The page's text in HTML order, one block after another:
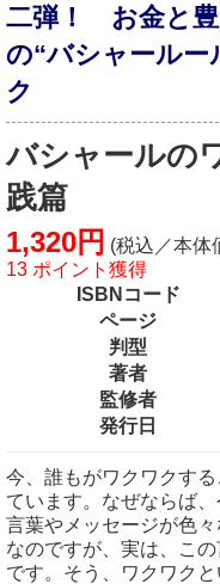
二弾！ お金と豊
の“バシャールー
ク
バシャールの
践篇
1,320円 (税込／本体
13 ポイント獲得
ISBNコード
ページ
判型
著者
監修者
発行日
今、誰もがワクワクす
ています。なぜならば
言葉やメッセージが色
なのですが、実は、こ
です。そう、ワクワク